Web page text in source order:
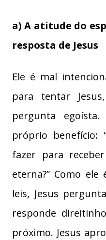
a) A atitude do
resposta de Jesus
Ele é mal
para tentar
pergunta
próprio benefício:
fazer para
eterna?” Como
leis, Jesus
responde
próximo. Jesus